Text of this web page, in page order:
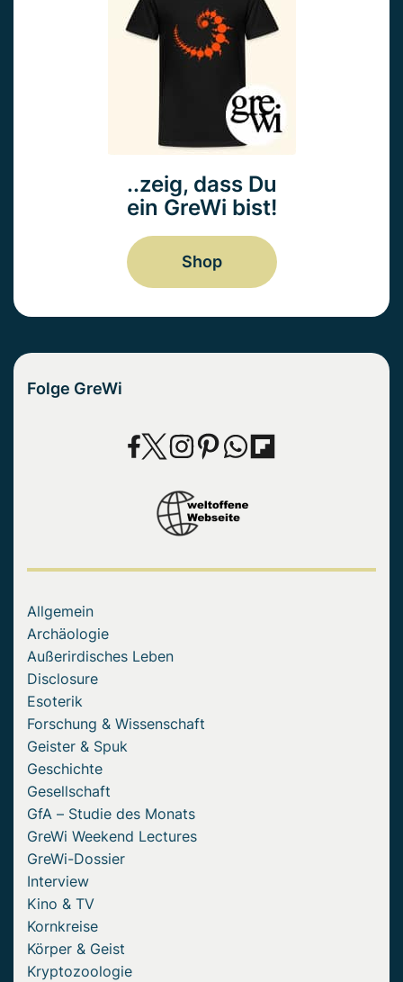
..zeig, dass Du
ein GreWi bist!
Shop
Folge GreWi
Allgemein
Archäologie
Außerirdisches Leben
Disclosure
Esoterik
Forschung & Wissenschaft
Geister & Spuk
Geschichte
Gesellschaft
GfA – Studie des Monats
GreWi Weekend Lectures
GreWi-Dossier
Interview
Kino & TV
Kornkreise
Körper & Geist
Kryptozoologie